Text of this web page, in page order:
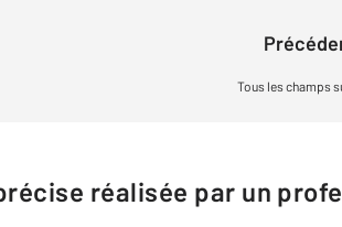
Tous les champs
réalisée par un